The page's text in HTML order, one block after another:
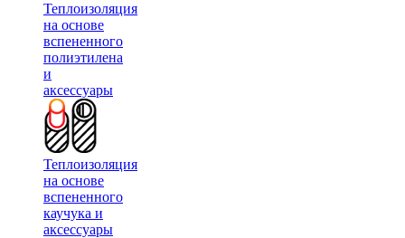
Теплоизоляция
на основе
вспененного
полиэтилена
и
аксессуары
Теплоизоляция
на основе
вспененного
каучука и
аксессуары